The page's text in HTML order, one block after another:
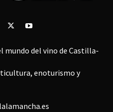
mundo del vino de Castilla-
enoturismo y